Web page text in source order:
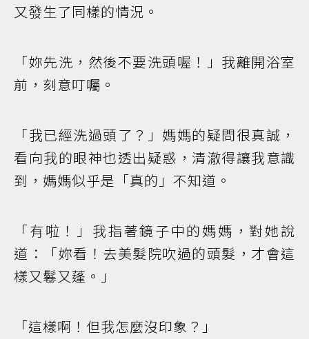
又發生了同樣的情況。
「妳先洗，然後不要洗頭喔！」我離開浴室
前，刻意叮囑。
「我已經洗過頭了？」媽媽的疑問很真誠，
看向我的眼神也透出疑惑，清澈得讓我意識
到，媽媽似乎是「真的」不知道。
「有啦！」我指著鏡子中的媽媽，對她說
道：「妳看！去美髮院吹過的頭髮，才會這
樣又鬈又蓬。」
「這樣啊！但我怎麼沒印象？」